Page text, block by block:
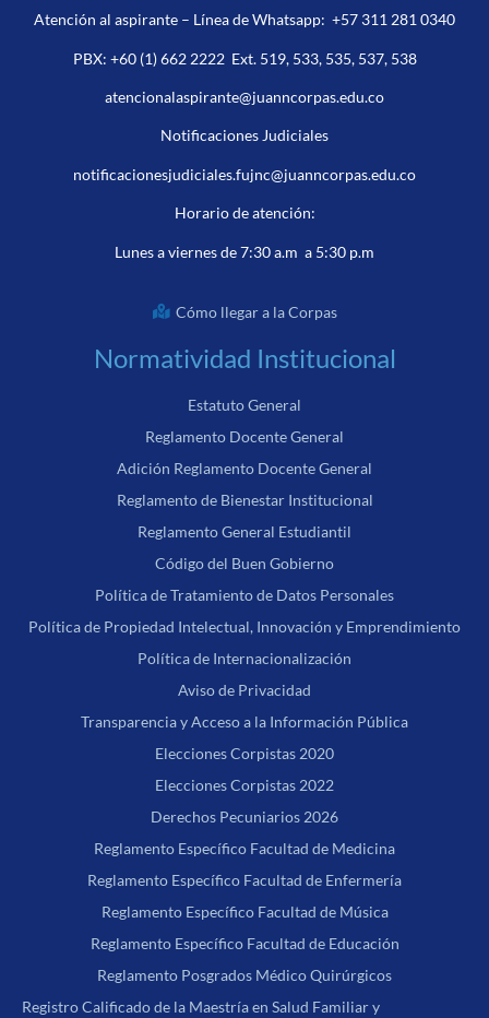
Atención al aspirante – Línea de Whatsapp: +57 311 281 0340
PBX: +60 (1) 662 2222Ext. 519, 533, 535, 537, 538
atencionalaspirante@juanncorpas.edu.co
Notificaciones Judiciales
notificacionesjudiciales.fujnc@juanncorpas.edu.co
Horario de atención:
Lunes a viernes de 7:30 a.m a 5:30 p.m
Cómo llegar a la Corpas
Normatividad Institucional
Estatuto General
Reglamento Docente General
Adición Reglamento Docente General
Reglamento de Bienestar Institucional
Reglamento General Estudiantil
Código del Buen Gobierno
Política de Tratamiento de Datos Personales
Política de Propiedad Intelectual, Innovación y Emprendimiento
Política de Internacionalización
Aviso de Privacidad
Transparencia y Acceso a la Información Pública
Elecciones Corpistas 2020
Elecciones Corpistas 2022
Derechos Pecuniarios 2026
Reglamento Específico Facultad de Medicina
Reglamento Específico Facultad de Enfermería
Reglamento Específico Facultad de Música
Reglamento Específico Facultad de Educación
Reglamento Posgrados Médico Quirúrgicos
Registro Calificado de la Maestría en Salud Familiar y